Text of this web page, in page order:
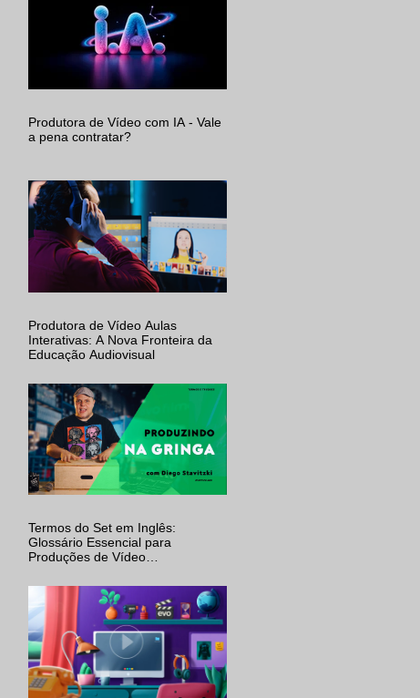
Produtora de Vídeo com IA - Vale
a pena contratar?
Produtora de Vídeo Aulas
Interativas: A Nova Fronteira da
Educação Audiovisual
Termos do Set em Inglês:
Glossário Essencial para
Produções de Vídeo
Mais)